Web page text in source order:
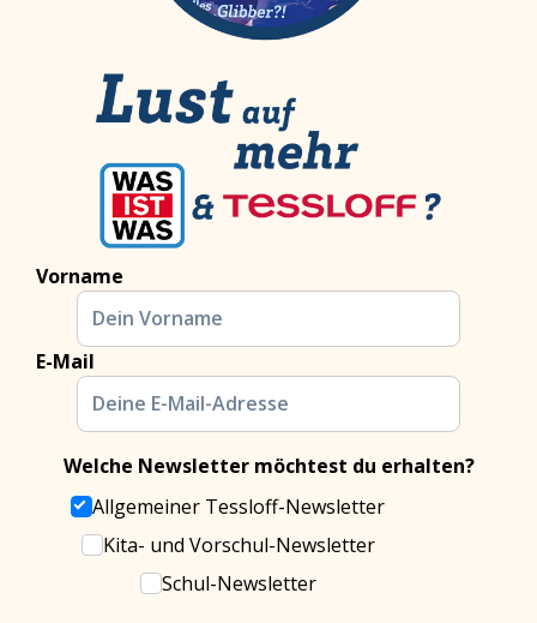
Vorname
E-Mail
Welche Newsletter möchtest du erhalten?
Allgemeiner Tessloff-Newsletter
Kita- und Vorschul-Newsletter
Schul-Newsletter